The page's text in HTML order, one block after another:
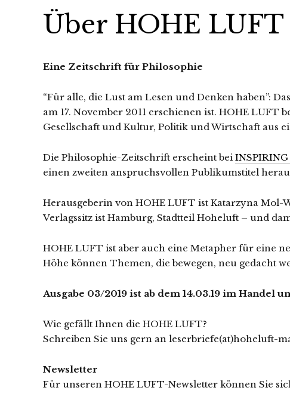
Über HOHE LUFT
Eine Zeitschrift für Philosophie
“Für alle, die Lust am Lesen und Denken haben”:
am 17. November 2011 erschienen ist. HOHE LUFT
Gesellschaft und Kultur, Politik und Wirtschaft aus
Die Philosophie-Zeitschrift erscheint bei
einen zweiten anspruchsvollen Publikumstitel
Herausgeberin von HOHE LUFT ist Katarzyna
Verlagssitz ist Hamburg, Stadtteil Hoheluft – und
HOHE LUFT ist aber auch eine Metapher für eine
Höhe können Themen, die bewegen, neu gedacht
Ausgabe 03/2019 ist ab dem 14.03.19 im Handel
Wie gefällt Ihnen die HOHE LUFT?
Schreiben Sie uns gern an leserbriefe(at)hoheluft-
Newsletter
Für unseren HOHE LUFT-Newsletter können Sie